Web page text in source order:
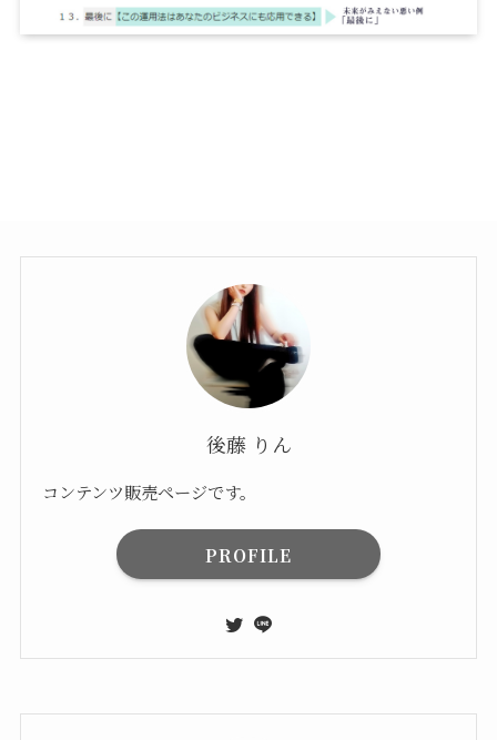
後藤 りん
コンテンツ販売ページです。
PROFILE